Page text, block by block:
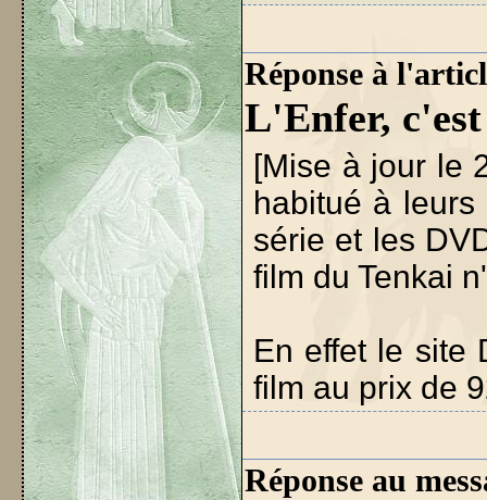
Réponse à
L'Enfer,
[Mise à jour le
habitué à
série et les
film du Tenkai
En effet le site
film au prix de
Réponse au